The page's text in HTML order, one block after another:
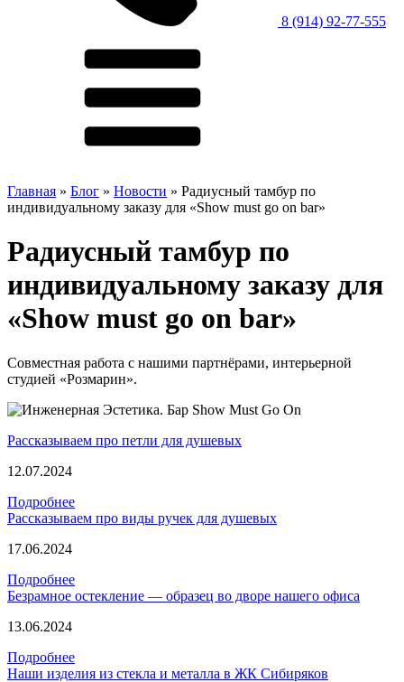
8 (914) 92-77-555
Главная » Блог » Новости » Радиусный тамбур по
индивидуальному заказу для «Show must go on bar»
Радиусный тамбур по
индивидуальному заказу для
«Show must go on bar»
Совместная работа с нашими партнёрами, интерьерной
студией «Розмарин».
Рассказываем про петли для душевых
12.07.2024
Подробнее
Рассказываем про виды ручек для душевых
17.06.2024
Подробнее
Безрамное остекление — образец во дворе нашего офиса
13.06.2024
Подробнее
Наши изделия из стекла и металла в ЖК Сибиряков